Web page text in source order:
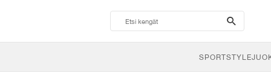
search-
btn
SPORTSTYLE